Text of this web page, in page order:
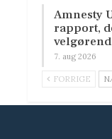
Amnesty
rapport,
7. aug 2026
FORRIGE